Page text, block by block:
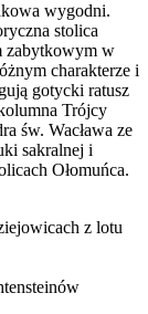
wygodni.
stolica
zabytkowym w
charakterze i
gotycki ratusz
Trójcy
św. Wacława ze
sakralnej i
Ołomuńca.